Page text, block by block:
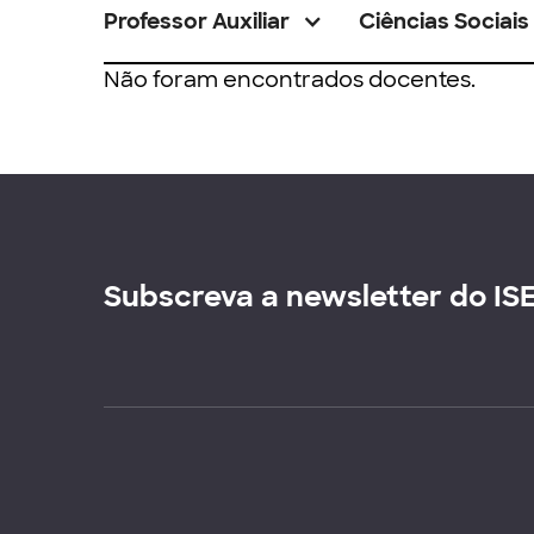
Professor Auxiliar Ciências Sociais
Não foram encontrados docentes.
Subscreva a newsletter do